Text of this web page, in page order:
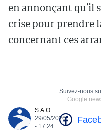
en annonçant qu’il
crise pour prendre
concernant ces
S.A.O
29/05/2026
- 17:24
Suivez-nous
Google